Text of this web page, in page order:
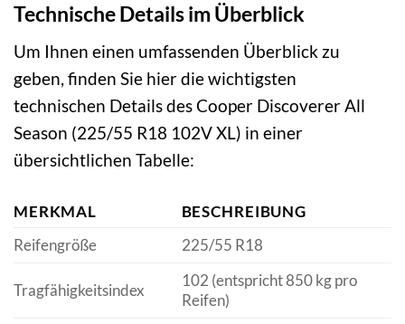
Technische Details im Überblick
Um Ihnen einen umfassenden Überblick zu
geben, finden Sie hier die wichtigsten
technischen Details des Cooper Discoverer All
Season (225/55 R18 102V XL) in einer
übersichtlichen Tabelle:
MERKMAL
BESCHREIBUNG
Reifengröße
225/55 R18
Tragfähigkeitsindex
102 (entspricht 850 kg pro
Reifen)